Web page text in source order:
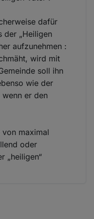
dafür
der „Heiligen
aufzunehmen :
wird mit
soll ihn
wie der
er den
von maximal
oder
„heiligen“